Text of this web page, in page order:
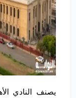
يصنف النادي